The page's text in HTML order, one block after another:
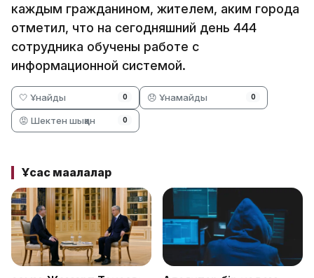
каждым гражданином, жителем, аким города
отметил, что на сегодняшний день 444
сотрудника обучены работе с
информационной системой.
🤍 Ұнайды 0 😞 Ұнамайды 0
😡 Шектен шыққан 0
Ұқсас мақалалар